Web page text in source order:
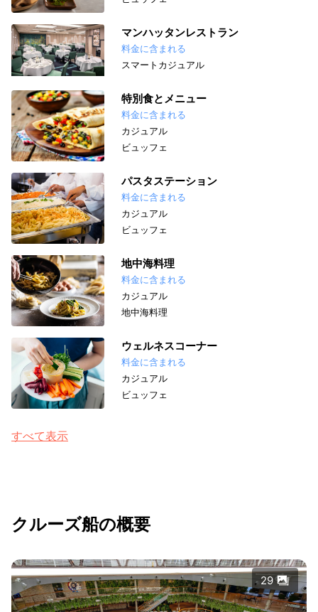
マンハッタンレストラン
料金に含まれる
スマートカジュアル
特別食とメニュー
料金に含まれる
カジュアル
ビュッフェ
パスタステーション
料金に含まれる
カジュアル
ビュッフェ
地中海料理
料金に含まれる
カジュアル
地中海料理
ウェルネスコーナー
料金に含まれる
カジュアル
ビュッフェ
すべて表示
クルーズ船の概要
29